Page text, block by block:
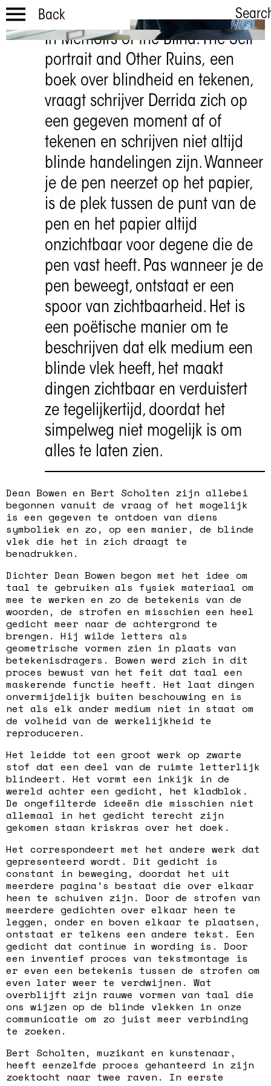
Back
Ontdoen
5 APR—31 MEI 2024
In Memoirs of the Blind: The Self-
portrait and Other Ruins, een
boek over blindheid en tekenen,
vraagt schrijver Derrida zich op
een gegeven moment af of
tekenen en schrijven niet altijd
blinde handelingen zijn. Wanneer
je de pen neerzet op het papier,
is de plek tussen de punt van de
pen en het papier altijd
onzichtbaar voor degene die de
pen vast heeft. Pas wanneer je de
pen beweegt, ontstaat er een
spoor van zichtbaarheid. Het is
een poëtische manier om te
beschrijven dat elk medium een
blinde vlek heeft, het maakt
dingen zichtbaar en verduistert
ze tegelijkertijd, doordat het
simpelweg niet mogelijk is om
alles te laten zien.
Dean Bowen en Bert Scholten zijn allebei
begonnen vanuit de vraag of het mogelijk
is een gegeven te ontdoen van diens
symboliek en zo, op een manier, de blinde
vlek die het in zich draagt te
benadrukken.
Dichter Dean Bowen begon met het idee om
taal te gebruiken als fysiek materiaal om
mee te werken en zo de betekenis van de
woorden, de strofen en misschien een heel
gedicht meer naar de achtergrond te
brengen. Hij wilde letters als
geometrische vormen zien in plaats van
betekenisdragers. Bowen werd zich in dit
proces bewust van het feit dat taal een
maskerende functie heeft. Het laat dingen
onvermijdelijk buiten beschouwing en is
net als elk ander medium niet in staat om
de volheid van de werkelijkheid te
reproduceren.
Het leidde tot een groot werk op zwarte
stof dat een deel van de ruimte letterlijk
blindeert. Het vormt een inkijk in de
wereld achter een gedicht, het kladblok.
De ongefilterde ideeën die misschien niet
allemaal in het gedicht terecht zijn
gekomen staan kriskras over het doek.
Het correspondeert met het andere werk dat
gepresenteerd wordt. Dit gedicht is
constant in beweging, doordat het uit
meerdere pagina’s bestaat die over elkaar
heen te schuiven zijn. Door de strofen van
meerdere gedichten over elkaar heen te
leggen, onder en boven elkaar te plaatsen,
ontstaat er telkens een andere tekst. Een
gedicht dat continue in wording is. Door
een inventief proces van tekstmontage is
er even een betekenis tussen de strofen om
even later weer te verdwijnen. Wat
overblijft zijn rauwe vormen van taal die
ons wijzen op de blinde vlekken in onze
communicatie om zo juist meer verbinding
te zoeken.
Bert Scholten, muzikant en kunstenaar,
heeft eenzelfde proces gehanteerd in zijn
zoektocht naar twee raven. In eerste